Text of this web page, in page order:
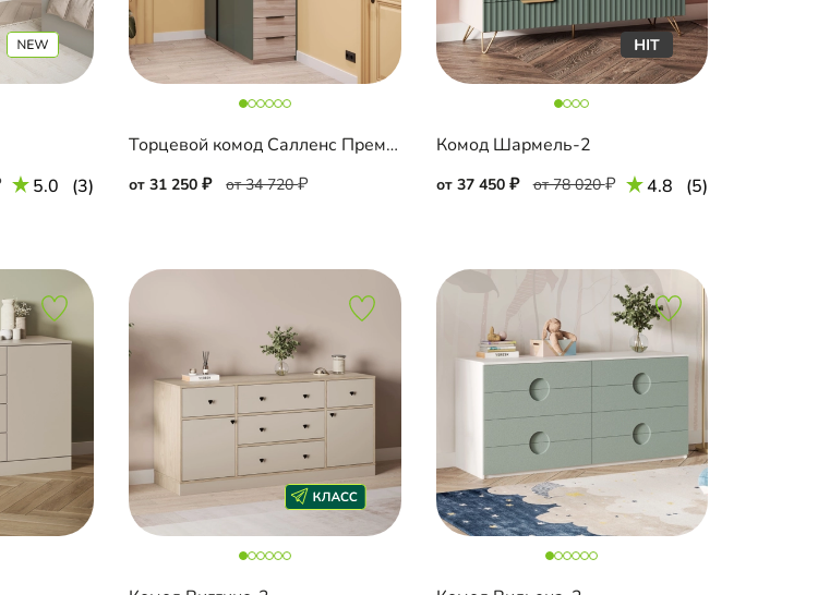
5.0 (3)
Торцевой комод Салленс Премиум с зеркалом
от 31 250 от 34 720
Комод Шармель-2
от 37 450 от 78 020 4.8 (5)